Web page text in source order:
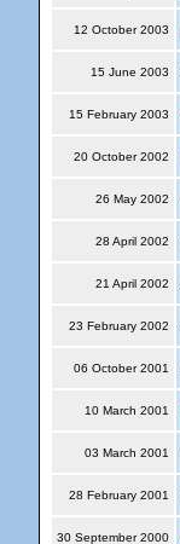
12 October 2003
15 June 2003
15 February 2003
20 October 2002
26 May 2002
28 April 2002
21 April 2002
23 February 2002
06 October 2001
10 March 2001
03 March 2001
28 February 2001
30 September 2000